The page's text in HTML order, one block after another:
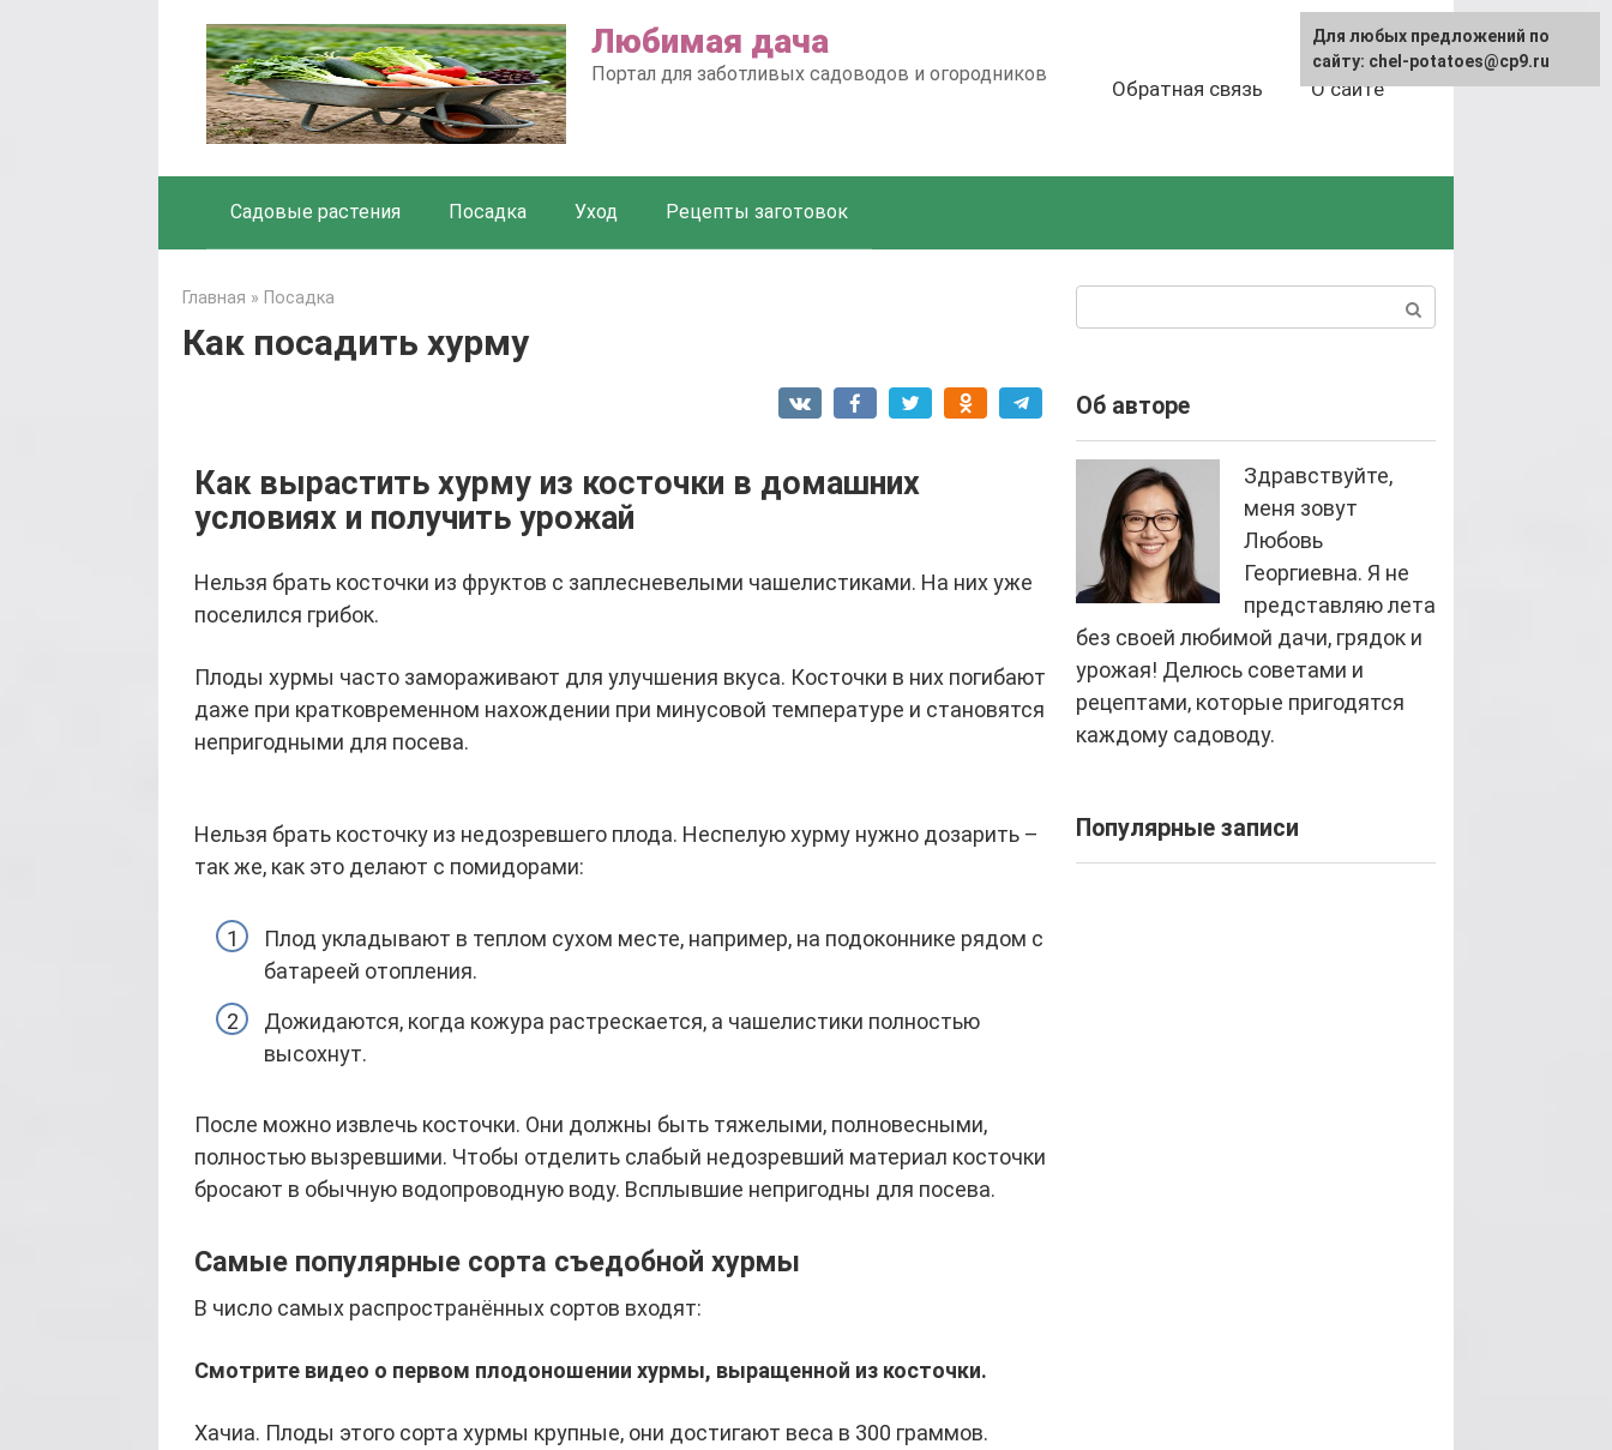
Любимая дача
Портал для заботливых садоводов и огородников
Обратная связь О сайте
Садовые растения Посадка Уход Рецепты заготовок
Главная » Посадка
Как посадить хурму
Как вырастить хурму из косточки в домашних
условиях и получить урожай
Нельзя брать косточки из фруктов с заплесневелыми чашелистиками. На них уже
поселился грибок.
Плоды хурмы часто замораживают для улучшения вкуса. Косточки в них погибают
даже при кратковременном нахождении при минусовой температуре и становятся
непригодными для посева.
Нельзя брать косточку из недозревшего плода. Неспелую хурму нужно дозарить –
так же, как это делают с помидорами:
Плод укладывают в теплом сухом месте, например, на подоконнике рядом с
батареей отопления.
Дожидаются, когда кожура растрескается, а чашелистики полностью
высохнут.
После можно извлечь косточки. Они должны быть тяжелыми, полновесными,
полностью вызревшими. Чтобы отделить слабый недозревший материал косточки
бросают в обычную водопроводную воду. Всплывшие непригодны для посева.
Самые популярные сорта съедобной хурмы
В число самых распространённых сортов входят:
Смотрите видео о первом плодоношении хурмы, выращенной из косточки.
Хачиа. Плоды этого сорта хурмы крупные, они достигают веса в 300 граммов.
Об авторе
Здравствуйте,
меня зовут
Любовь
Георгиевна. Я не
представляю лета
без своей любимой дачи, грядок и
урожая! Делюсь советами и
рецептами, которые пригодятся
каждому садоводу.
Популярные записи
Для любых предложений по
сайту: chel-potatoes@cp9.ru